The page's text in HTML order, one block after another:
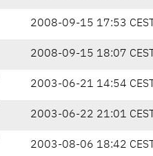
2008-09-15 17:53 CEST
2008-09-15 18:07 CEST
2003-06-21 14:54 CEST
2003-06-22 21:01 CEST
2003-08-06 18:42 CEST